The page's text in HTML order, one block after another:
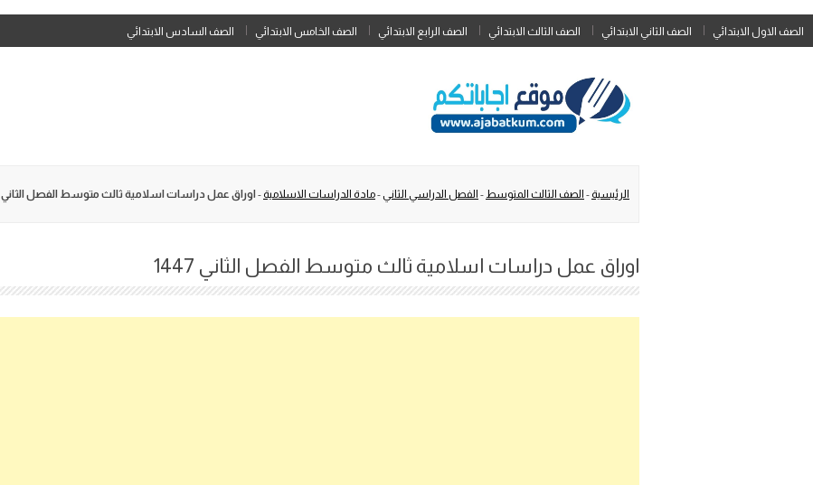
Skip
to
الصف الاول الابتدائي الصف الثاني الابتدائي الصف الثالث الابتدائي الصف الرابع الابتدائي الصف الخامس الابتدائي الصف السادس الابتدائي
الرئيسية - الصف الثالث المتوسط - الفصل الدراسي الثاني -مادة الدراسات الاسلامية - اوراق عمل دراسات اسلامية ثالث متوسط الفصل الثاني 1447
اوراق عمل دراسات اسلامية ثالث متوسط الفصل الثاني 1447